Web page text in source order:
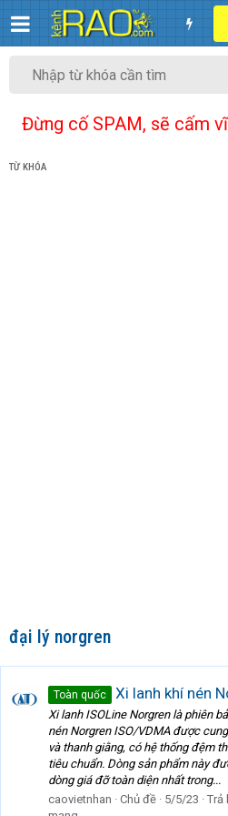
Đừng cố SPAM, sẽ cấm
TỪ KHÓA
đại lý norgren
Toàn quốc Xi lanh khí nén
Xi lanh ISOLine Norgren là phiên
nén Norgren ISO/VDMA được
và thanh giằng, có hệ thống đệm
tiêu chuẩn. Dòng sản phẩm này
dòng giá đỡ toàn diện nhất trong...
caovietnhan
Chủ đề 5/5/23 Trả